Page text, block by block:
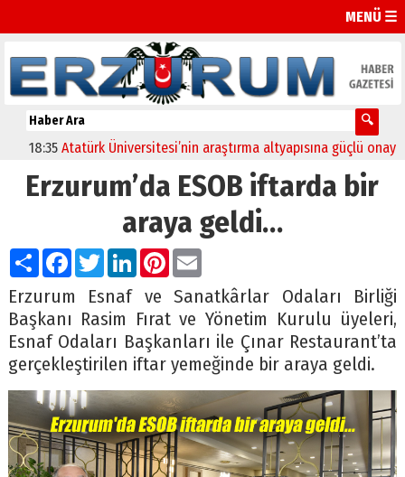
MENÜ ☰
Atatürk Üniversitesi’nin araştırma altyapısına güçlü onay
Erzurum’da ESOB iftarda bir
araya geldi…
PaylaşFacebook
TwitterLinkedIn
Pinterest
Email
Erzurum Esnaf ve Sanatkârlar Odaları Birliği
Başkanı Rasim Fırat ve Yönetim Kurulu üyeleri,
Esnaf Odaları Başkanları ile Çınar Restaurant’ta
gerçekleştirilen iftar yemeğinde bir araya geldi.